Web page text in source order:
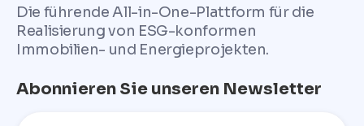
Die führende All-in-One-Plattform für die
Realisierung von ESG-konformen
Immobilien- und Energieprojekten.
Abonnieren Sie unseren Newsletter